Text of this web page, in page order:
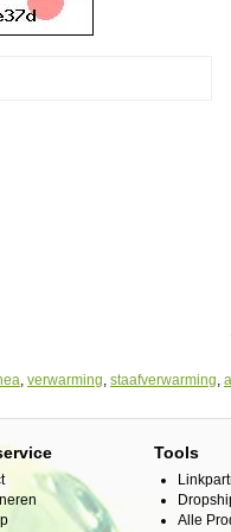
, verwarming, staafverwarming,
Tools
Alle